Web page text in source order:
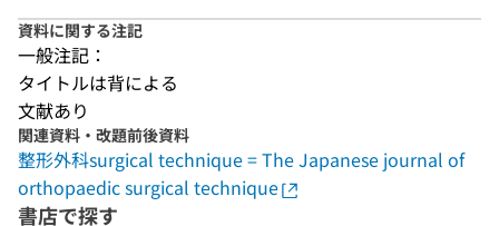
資料に関する注記
一般注記：
タイトルは背による
文献あり
関連資料・改題前後資料
整形外科surgical technique = The Japanese journal of
orthopaedic surgical technique
書店で探す